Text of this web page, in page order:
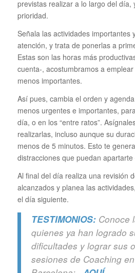
previstas realizar a lo largo del día,
prioridad.
Señala las actividades importantes
atención, y trata de ponerlas a
Estas son las horas más
cuenta-, acostumbramos a
menos importantes.
Así pues, cambia el orden y
menos urgentes e importantes,
día, o en los “entre ratos”.
realizarlas, incluso aunque su
menos de 5 minutos. Esto te
distracciones que puedan
Al final del día realiza una revisión
alcanzados y planea las
el día siguiente.
TESTIMONIOS:Conoce
quienes ya han logrado
dificultades y lograr sus
sesiones de Coaching